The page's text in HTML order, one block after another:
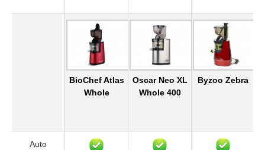
BioChef Atlas
Whole
Oscar Neo XL
Whole 400
Byzoo Zebra
Auto